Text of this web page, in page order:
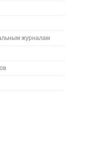
журналам